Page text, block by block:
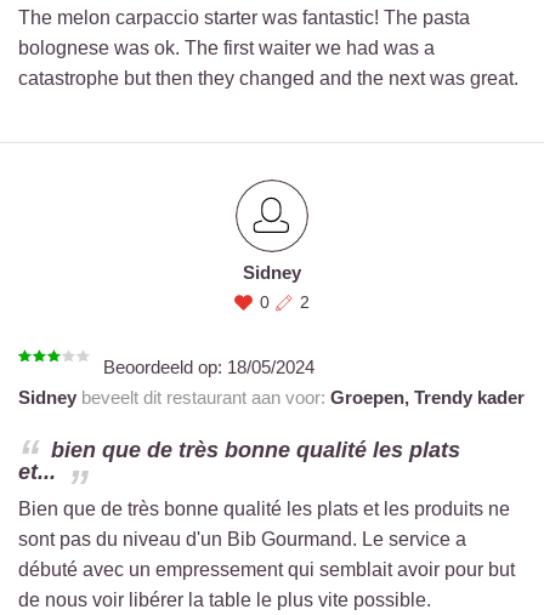
The melon carpaccio starter was fantastic! The pasta
bolognese was ok. The first waiter we had was a
catastrophe but then they changed and the next was great.
Sidney
0 2
Beoordeeld op: 18/05/2024
Sidney beveelt dit restaurant aan voor: Groepen, Trendy kader
bien que de très bonne qualité les plats
et...
Bien que de très bonne qualité les plats et les produits ne
sont pas du niveau d'un Bib Gourmand. Le service a
débuté avec un empressement qui semblait avoir pour but
de nous voir libérer la table le plus vite possible.